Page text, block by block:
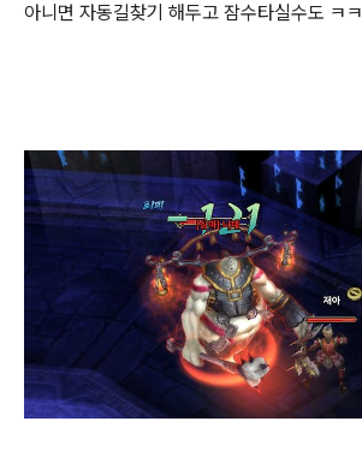
아니면 자동길찾기 해두고 잠수타실수도 ㅋㅋ